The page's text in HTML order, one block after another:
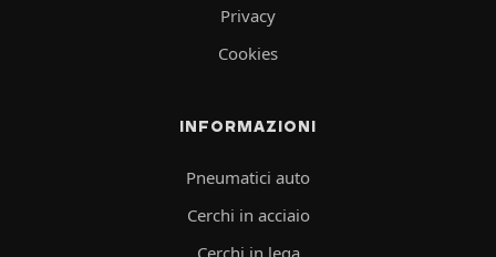
Privacy
Cookies
INFORMAZIONI
Pneumatici auto
Cerchi in acciaio